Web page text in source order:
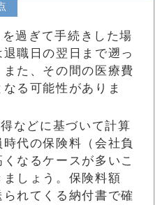
を過ぎて手続きした場
職日の翌日まで遡っ
た、その間の医療費
る可能性がありま
などに基づいて計算
代の保険料（会社負
なるケースが多いこ
しょう。保険料額
れてくる納付書で確